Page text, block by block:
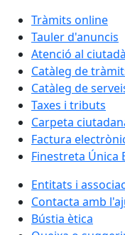
Tràmits online
Tauler d'anuncis
Atenció al ciutadà
Catàleg de
Catàleg de
Taxes i tributs
Carpeta
Factura
Finestreta Única
Entitats i
Contacta amb
Bústia ètica